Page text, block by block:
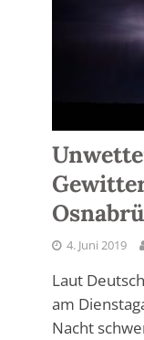
4. Juni 2019
Laut
am
Nacht